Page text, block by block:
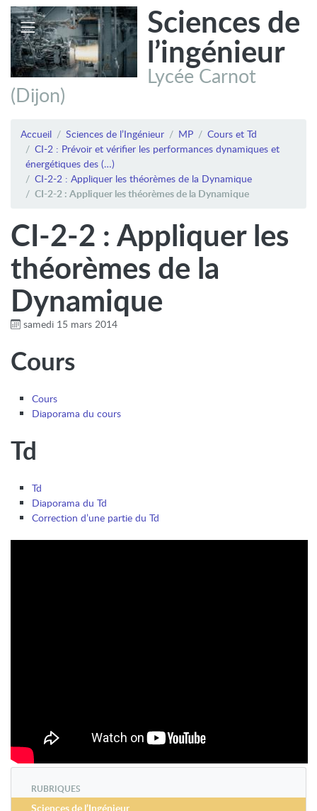
Sciences de
l’ingénieur
Lycée Carnot
(Dijon)
Accueil Sciences de l’Ingénieur MP
Cours et Td
CI-2 : Prévoir et vérifier les performances dynamiques et
énergétiques des (…)
CI-2-2 : Appliquer les théorèmes de la Dynamique
CI-2-2 : Appliquer les théorèmes de la Dynamique
CI-2-2 : Appliquer les
théorèmes de la
Dynamique
samedi 15 mars 2014
Cours
Cours
Diaporama du cours
Td
Td
Diaporama du Td
Correction d’une partie du Td
RUBRIQUES
Sciences de l’Ingénieur